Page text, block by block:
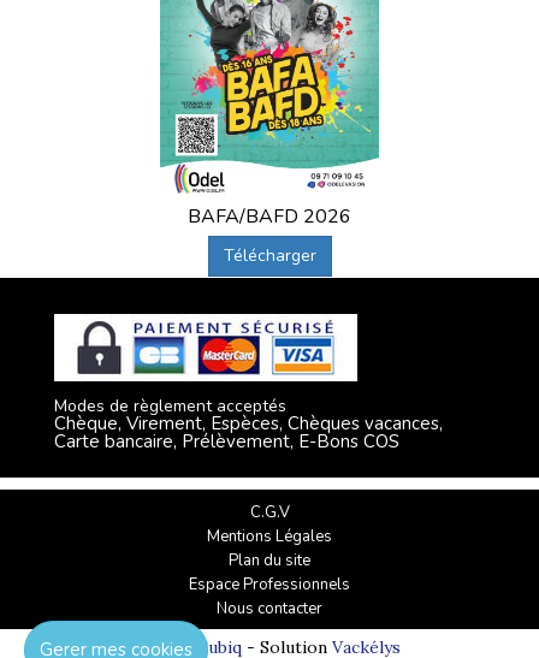
BAFA/BAFD 2026
Télécharger
Modes de règlement acceptés
Chèque, Virement, Espèces, Chèques vacances,
Carte bancaire, Prélèvement, E-Bons COS
C.G.V
Mentions Légales
Plan du site
Espace Professionnels
Nous contacter
Réalisation
Cubiq- Solution Vackélys
Gerer mes cookies